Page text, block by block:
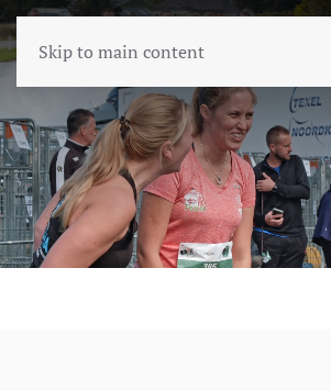
Skip to main content